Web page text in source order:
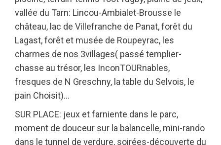
vallée du Tarn: Lincou-Ambialet-Brousse le
château, lac de Villefranche de Panat, forêt du
Lagast, forêt et musée de Roupeyrac, les
charmes de nos 3villages( passé templier-
chasse au trésor, les InconTOURnables,
fresques de N Greschny, la table du Selvois, le
pain Choisit)…
SUR PLACE: jeux et farniente dans le parc,
moment de douceur sur la balancelle, mini-rando
dans le tunnel de verdure, soirées-découverte du